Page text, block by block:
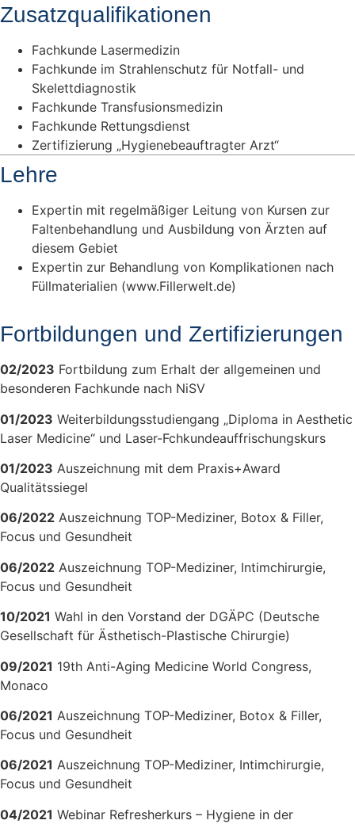
Zusatzqualifikationen
Fachkunde Lasermedizin
Fachkunde im Strahlenschutz für Notfall- und
Skelettdiagnostik
Fachkunde Transfusionsmedizin
Fachkunde Rettungsdienst
Zertifizierung „Hygienebeauftragter Arzt“
Lehre
Expertin mit regelmäßiger Leitung von Kursen zur
Faltenbehandlung und Ausbildung von Ärzten auf
diesem Gebiet
Expertin zur Behandlung von Komplikationen nach
Füllmaterialien (www.Fillerwelt.de)
Fortbildungen und Zertifizierungen
02/2023 Fortbildung zum Erhalt der allgemeinen und
besonderen Fachkunde nach NiSV
01/2023 Weiterbildungsstudiengang „Diploma in Aesthetic
Laser Medicine“ und Laser-Fchkundeauffrischungskurs
01/2023 Auszeichnung mit dem Praxis+Award
Qualitätssiegel
06/2022 Auszeichnung TOP-Mediziner, Botox & Filler,
Focus und Gesundheit
06/2022 Auszeichnung TOP-Mediziner, Intimchirurgie,
Focus und Gesundheit
10/2021 Wahl in den Vorstand der DGÄPC (Deutsche
Gesellschaft für Ästhetisch-Plastische Chirurgie)
09/2021 19th Anti-Aging Medicine World Congress,
Monaco
06/2021 Auszeichnung TOP-Mediziner, Botox & Filler,
Focus und Gesundheit
06/2021 Auszeichnung TOP-Mediziner, Intimchirurgie,
Focus und Gesundheit
04/2021 Webinar Refresherkurs – Hygiene in der